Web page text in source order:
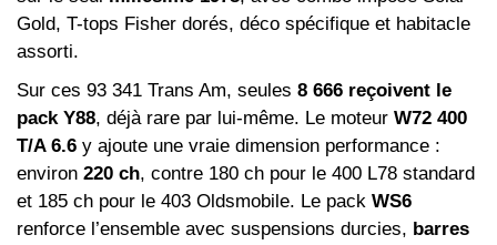
Gold, T-tops Fisher dorés, déco spécifique et habitacle
assorti.
Sur ces 93 341 Trans Am, seules 8 666 reçoivent le
pack Y88, déjà rare par lui-même. Le moteur W72 400
T/A 6.6 y ajoute une vraie dimension performance :
environ 220 ch, contre 180 ch pour le 400 L78 standard
et 185 ch pour le 403 Oldsmobile. Le pack WS6
renforce l’ensemble avec suspensions durcies, barres